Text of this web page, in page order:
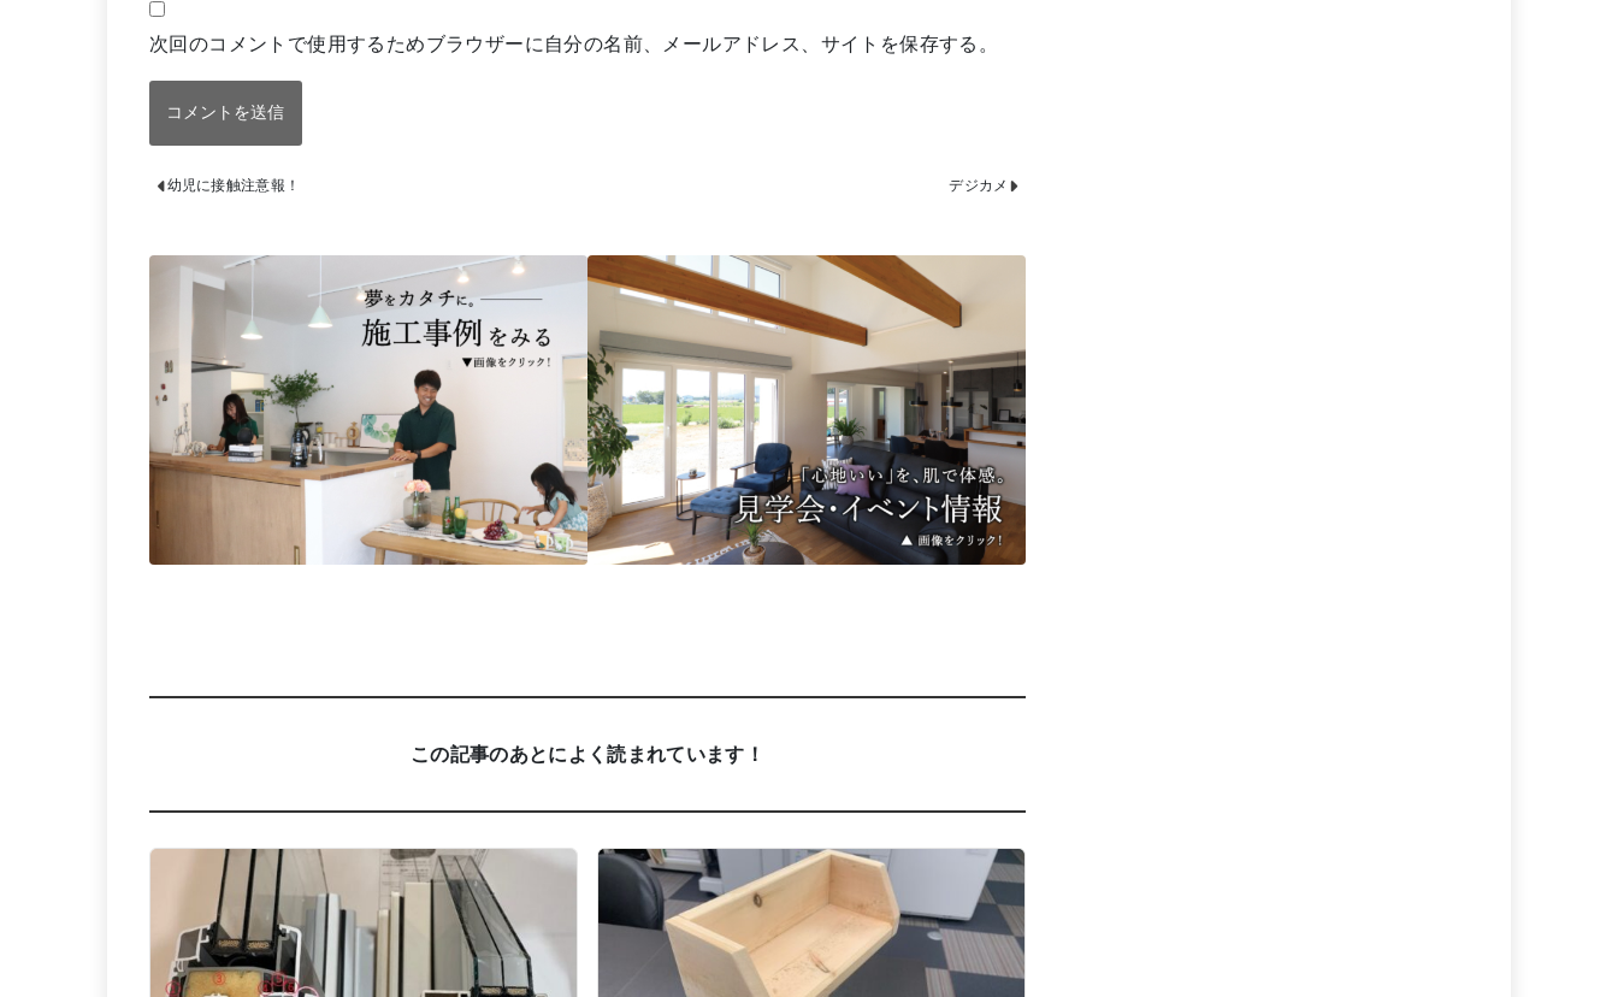
次回のコメントで使用するためブラウザーに自分の名前、メールアドレス、サイトを保存する。
幼児に接触注意報！ デジカメ
この記事のあとによく読まれています！